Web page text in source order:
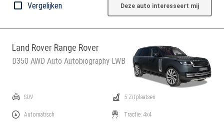
Vergelijken Deze auto interesseert mij
Land Rover Range Rover
D350 AWD Auto Autobiography LWB
SUV
Automatisch
5 Zitplaatsen
Tractie: 4x4